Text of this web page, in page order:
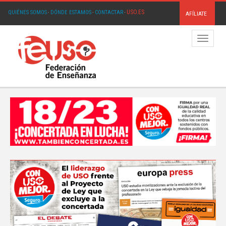
QUIÉNES SOMOS· DÓNDE ESTAMOS· CONTACTAR· USO.ES AFÍLIATE
Menú